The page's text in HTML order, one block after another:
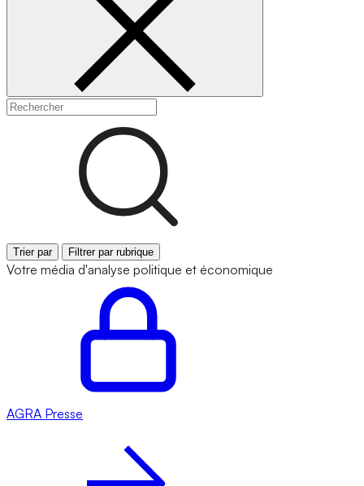
Trier par Filtrer par rubrique
Votre média d'analyse politique et économique
AGRA Presse